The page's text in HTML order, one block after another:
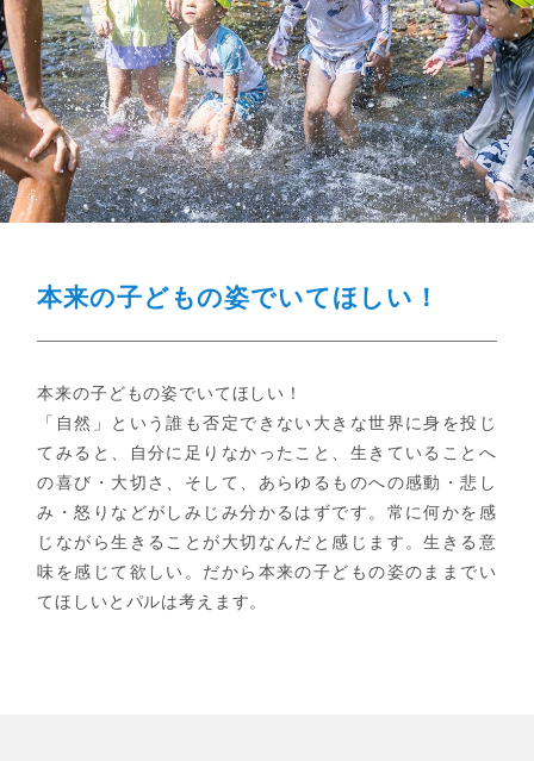
本来の子どもの姿でいてほしい！
本来の子どもの姿でいてほしい！
「自然」という誰も否定できない大きな世界に身を投じ
てみると、自分に足りなかったこと、生きていることへ
の喜び・大切さ、そして、あらゆるものへの感動・悲し
み・怒りなどがしみじみ分かるはずです。常に何かを感
じながら生きることが大切なんだと感じます。生きる意
味を感じて欲しい。だから本来の子どもの姿のままでい
てほしいとパルは考えます。